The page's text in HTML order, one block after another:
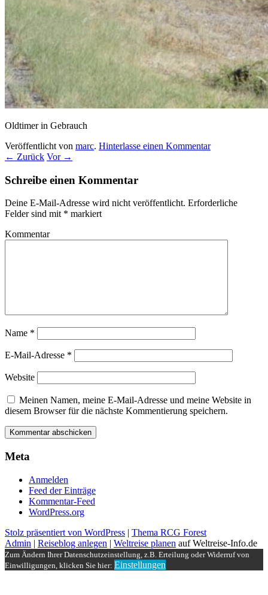
Oldtimer in Gebrauch
Veröffentlicht von marc. Hinterlasse einen Kommentar
← Zurück Vor →
Schreibe einen Kommentar
Deine E-Mail-Adresse wird nicht veröffentlicht. Erforderliche
Felder sind mit * markiert
Kommentar
Name *
E-Mail-Adresse *
Website
Meinen Namen, meine E-Mail-Adresse und meine Website in
diesem Browser für die nächste Kommentierung speichern.
Meta
Anmelden
Feed der Einträge
Kommentar-Feed
WordPress.org
Stolz präsentiert von WordPress | Thema RCG Forest
Admin | Reiseblog anlegen | Weltreise planen auf Weltreise-Info.de
Zum Ändern Ihrer Datenschutzeinstellung, z.B. Erteilung oder Widerruf von
Einwilligungen, klicken Sie hier: Einstellungen